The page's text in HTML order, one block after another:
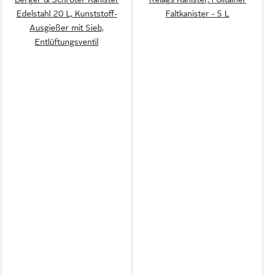
Edelstahl 20 L, Kunststoff-
Ausgießer mit Sieb,
Entlüftungsventil
Faltkanister - 5 L